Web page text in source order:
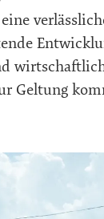
Geltung